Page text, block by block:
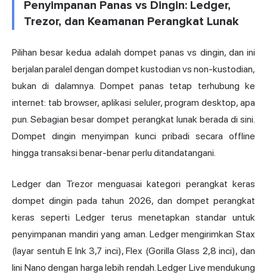
Penyimpanan Panas vs Dingin: Ledger,
Trezor, dan Keamanan Perangkat Lunak
Pilihan besar kedua adalah dompet panas vs dingin, dan ini
berjalan paralel dengan dompet kustodian vs non-kustodian,
bukan di dalamnya. Dompet panas tetap terhubung ke
internet: tab browser, aplikasi seluler, program desktop, apa
pun. Sebagian besar dompet perangkat lunak berada di sini.
Dompet dingin menyimpan kunci pribadi secara offline
hingga transaksi benar-benar perlu ditandatangani.
Ledger dan Trezor menguasai kategori perangkat keras
dompet dingin pada tahun 2026, dan dompet perangkat
keras seperti Ledger terus menetapkan standar untuk
penyimpanan mandiriyang aman. Ledger mengirimkan Stax
(layar sentuh E Ink 3,7 inci), Flex (Gorilla Glass 2,8 inci), dan
lini Nano dengan harga lebih rendah. Ledger Live mendukung